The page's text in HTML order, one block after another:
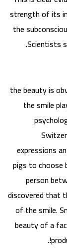
strength of its
the
Scientists
the beauty is
the smile
expressions
pigs to
person
discovered that
of the smile.
beauty of a